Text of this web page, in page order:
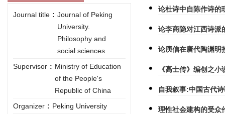
Journal title : Journal of Peking
University.
Philosophy and
social sciences
Supervisor : Ministry of Education
of the People's
Republic of China
Organizer : Peking University
论杜诗中自陈作诗的
论李商隐对江西诗派
论庾信在唐代陶渊明
《高士传》编创之小
自我叙事:中国古代
理性社会建构的受众